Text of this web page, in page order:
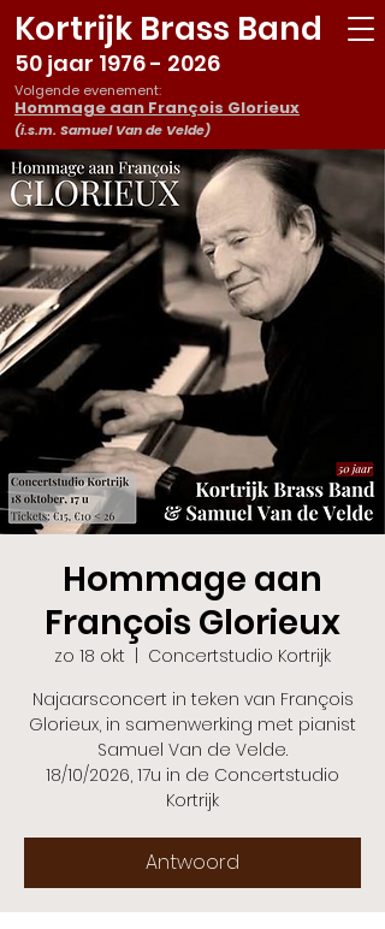
Kortrijk Brass Band
50 jaar 1976 - 2026
Hommage aan François Glorieux
(i.s.m. Samuel Van de Velde)
Volgende evenement:
Hommage aan
François Glorieux
zo 18 okt
Concertstudio Kortrijk
Najaarsconcert in teken van François
Glorieux, in samenwerking met pianist
Samuel Van de Velde.
18/10/2026, 17u in de Concertstudio
Kortrijk
Antwoord